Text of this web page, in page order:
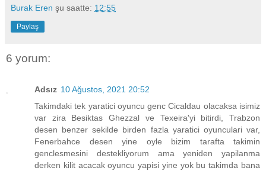
Burak Eren şu saatte: 12:55
Paylaş
6 yorum:
Adsız 10 Ağustos, 2021 20:52
Takimdaki tek yaratici oyuncu genc Cicaldau olacaksa isimiz
var zira Besiktas Ghezzal ve Texeira'yi bitirdi, Trabzon
desen benzer sekilde birden fazla yaratici oyunculari var,
Fenerbahce desen yine oyle bizim tarafta takimin
genclesmesini destekliyorum ama yeniden yapilanma
derken kilit acacak oyuncu yapisi yine yok bu takimda bana